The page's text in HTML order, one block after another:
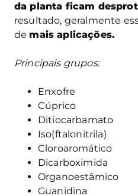
da planta ficam
resultado, geralmente
de mais aplicações.
Principais grupos:
Enxofre
Cúprico
Ditiocarbamato
Iso(ftalonitrila)
Cloroaromático
Dicarboximida
Organoestâmico
Guanidina